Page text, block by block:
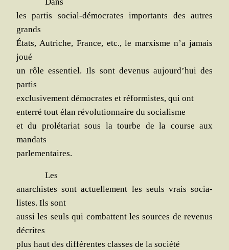
les par­tis social-démo­crates impor­tants des autres
grands
États, Autriche, France, etc., le mar­xisme n’a jamais
joué
un rôle essen­tiel. Ils sont deve­nus aujourd’hui des
partis
exclu­si­ve­ment démo­crates et réfor­mistes, qui ont
enter­ré tout élan révo­lu­tion­naire du socialisme
et du pro­lé­ta­riat sous la tourbe de la course aux
mandats
parlementaires.
Les
anar­chistes sont actuel­le­ment les seuls vrais socia­
listes. Ils sont
aus­si les seuls qui com­battent les sources de reve­nus
décrites
plus haut des dif­fé­rentes classes de la société